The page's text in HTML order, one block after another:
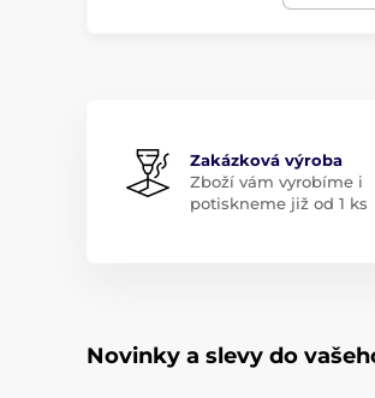
Zakázková výroba
Zboží vám vyrobíme i
potiskneme již od 1 ks
Novinky a slevy do